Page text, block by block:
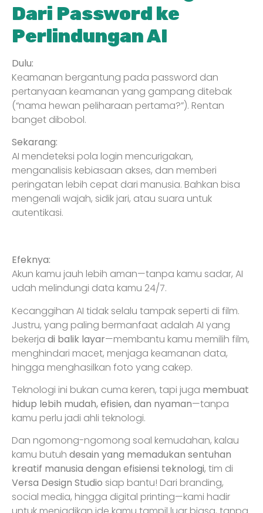
Dari Password ke
Perlindungan AI
Dulu:
Keamanan bergantung pada password dan
pertanyaan keamanan yang gampang ditebak
(“nama hewan peliharaan pertama?”). Rentan
banget dibobol.
Sekarang:
AI mendeteksi pola login mencurigakan,
menganalisis kebiasaan akses, dan memberi
peringatan lebih cepat dari manusia. Bahkan bisa
mengenali wajah, sidik jari, atau suara untuk
autentikasi.
Efeknya:
Akun kamu jauh lebih aman—tanpa kamu sadar, AI
udah melindungi data kamu 24/7.
Kecanggihan AI tidak selalu tampak seperti di film.
Justru, yang paling bermanfaat adalah AI yang
bekerja di balik layar—membantu kamu memilih film,
menghindari macet, menjaga keamanan data,
hingga menghasilkan foto yang cakep.
Teknologi ini bukan cuma keren, tapi juga membuat
hidup lebih mudah, efisien, dan nyaman—tanpa
kamu perlu jadi ahli teknologi.
Dan ngomong-ngomong soal kemudahan, kalau
kamu butuh desain yang memadukan sentuhan
kreatif manusia dengan efisiensi teknologi, tim di
Versa Design Studio siap bantu! Dari branding,
social media, hingga digital printing—kami hadir